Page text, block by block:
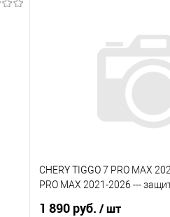
Купить в 1 клик
CHERY TIGGO 7 PRO MAX
PRO MAX 2021-2026 ---
1 890 руб. / шт